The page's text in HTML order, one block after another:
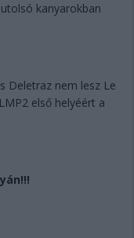
kanyarokban
Deletraz nem lesz Le
első helyéért a